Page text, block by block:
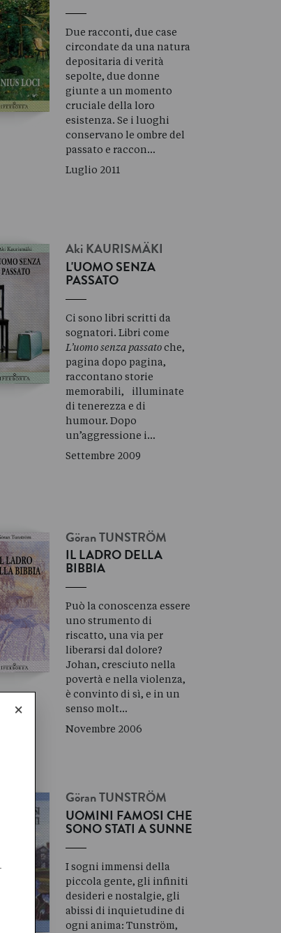
Due racconti, due case
circondate da una natura
depositaria di verità
sepolte, due donne
giunte a un momento
cruciale della loro
esistenza. Se i luoghi
conservano le ombre del
passato e raccon…
Luglio 2011
Aki KAURISMÄKI
L'UOMO SENZA
PASSATO
Ci sono libri scritti da
sognatori. Libri come
L’uomo senza passatoche,
pagina dopo pagina,
raccontano storie
memorabili, illuminate
di tenerezza e di
humour. Dopo
un’aggressione i…
Settembre 2009
Göran TUNSTRÖM
IL LADRO DELLA
BIBBIA
Può la conoscenza essere
uno strumento di
riscatto, una via per
liberarsi dal dolore?
Johan, cresciuto nella
povertà e nella violenza,
è convinto di sì, e in un
senso molt…
Novembre 2006
Göran TUNSTRÖM
UOMINI FAMOSI CHE
SONO STATI A SUNNE
I sogni immensi della
piccola gente, gli infiniti
desideri e nostalgie, gli
abissi di inquietudine di
ogni anima: Tunström,
×